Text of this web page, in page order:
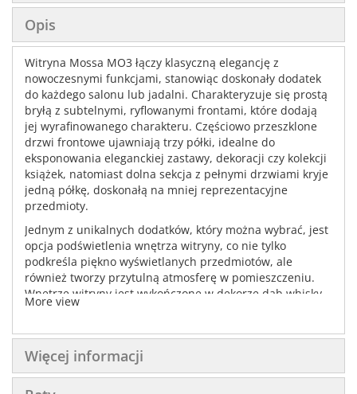
Opis
Witryna Mossa MO3 łączy klasyczną elegancję z
nowoczesnymi funkcjami, stanowiąc doskonały dodatek
do każdego salonu lub jadalni. Charakteryzuje się prostą
bryłą z subtelnymi, ryflowanymi frontami, które dodają
jej wyrafinowanego charakteru. Częściowo przeszklone
drzwi frontowe ujawniają trzy półki, idealne do
eksponowania eleganckiej zastawy, dekoracji czy kolekcji
książek, natomiast dolna sekcja z pełnymi drzwiami kryje
jedną półkę, doskonałą na mniej reprezentacyjne
przedmioty.
Jednym z unikalnych dodatków, który można wybrać, jest
opcja podświetlenia wnętrza witryny, co nie tylko
podkreśla piękno wyświetlanych przedmiotów, ale
również tworzy przytulną atmosferę w pomieszczeniu.
Wnętrze witryny jest wykończone w dekorze dąb whisky,
co dodaje ciepła i klasy.
Mossa MO3 dostępna jest w kilku wariantach
kolorystycznych, co pozwala na idealne dopasowanie do
indywidualnych potrzeb i stylu wnętrza. Wersje
kolorystyczne obejmują biały mat z czarnymi uchwytami i
More view
Więcej informacji